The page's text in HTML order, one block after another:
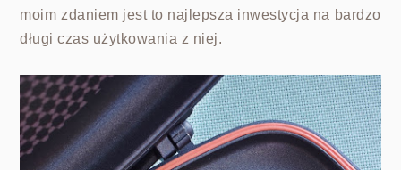
moim zdaniem jest to najlepsza inwestycja na bardzo
długi czas użytkowania z niej.